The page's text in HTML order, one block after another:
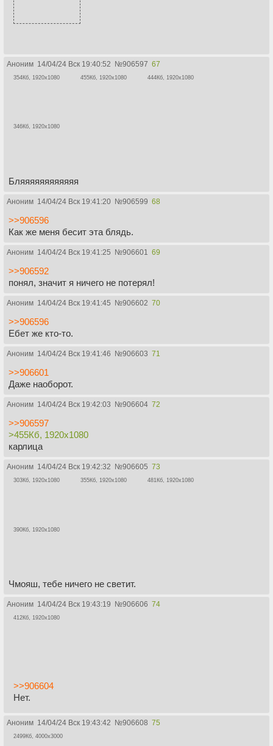
Аноним 14/04/24 Вск 19:40:52 №906597 67
354Кб, 1920x1080 455Кб, 1920x1080 444Кб, 1920x1080
346Кб, 1920x1080
Бляяяяяяяяяяяя
Аноним 14/04/24 Вск 19:41:20 №906599 68
>>906596
Как же меня бесит эта блядь.
Аноним 14/04/24 Вск 19:41:25 №906601 69
>>906592
понял, значит я ничего не потерял!
Аноним 14/04/24 Вск 19:41:45 №906602 70
>>906596
Ебет же кто-то.
Аноним 14/04/24 Вск 19:41:46 №906603 71
>>906601
Даже наоборот.
Аноним 14/04/24 Вск 19:42:03 №906604 72
>>906597
>455Кб, 1920x1080
карлица
Аноним 14/04/24 Вск 19:42:32 №906605 73
303Кб, 1920x1080 355Кб, 1920x1080 481Кб, 1920x1080
390Кб, 1920x1080
Чмояш, тебе ничего не светит.
Аноним 14/04/24 Вск 19:43:19 №906606 74
412Кб, 1920x1080
>>906604
Нет.
Аноним 14/04/24 Вск 19:43:42 №906608 75
2499Кб, 4000x3000